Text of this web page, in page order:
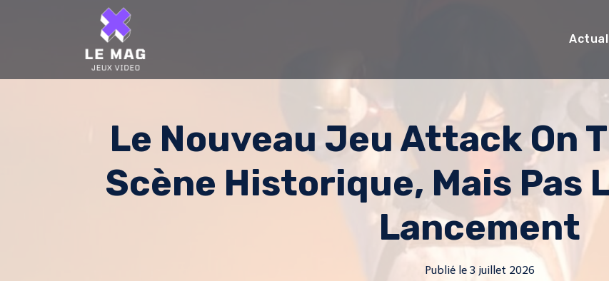
Le Nouveau Jeu Attack On
Scène Historique, Mais Pas
Lancement
Publié le 3 juillet 2026